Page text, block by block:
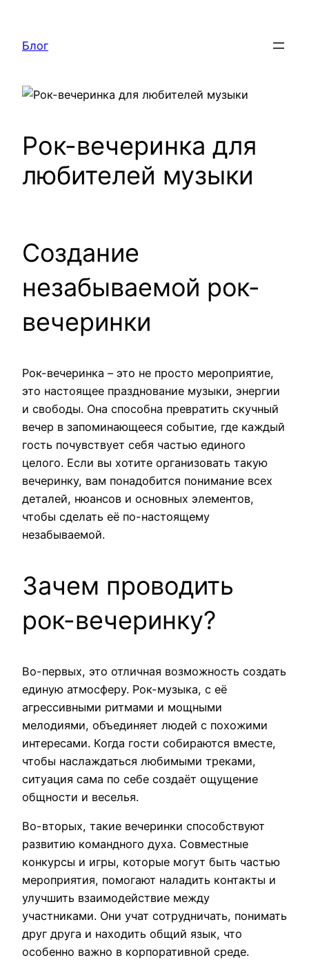
содержимому
Блог
Рок-вечеринка для
любителей музыки
Создание
незабываемой рок-
вечеринки
Рок-вечеринка – это не просто мероприятие,
это настоящее празднование музыки, энергии
и свободы. Она способна превратить скучный
вечер в запоминающееся событие, где каждый
гость почувствует себя частью единого
целого. Если вы хотите организовать такую
вечеринку, вам понадобится понимание всех
деталей, нюансов и основных элементов,
чтобы сделать её по-настоящему
незабываемой.
Зачем проводить
рок-вечеринку?
Во-первых, это отличная возможность создать
единую атмосферу. Рок-музыка, с её
агрессивными ритмами и мощными
мелодиями, объединяет людей с похожими
интересами. Когда гости собираются вместе,
чтобы наслаждаться любимыми треками,
ситуация сама по себе создаёт ощущение
общности и веселья.
Во-вторых, такие вечеринки способствуют
развитию командного духа. Совместные
конкурсы и игры, которые могут быть частью
мероприятия, помогают наладить контакты и
улучшить взаимодействие между
участниками. Они учат сотрудничать, понимать
друг друга и находить общий язык, что
особенно важно в корпоративной среде.